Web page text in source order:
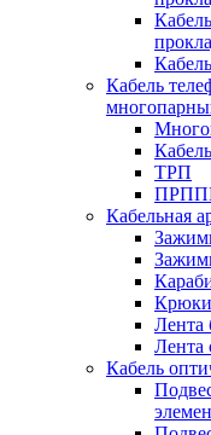
Кабель
ТРП
Кабельная
Крюки
Лента
Лента
Кабель